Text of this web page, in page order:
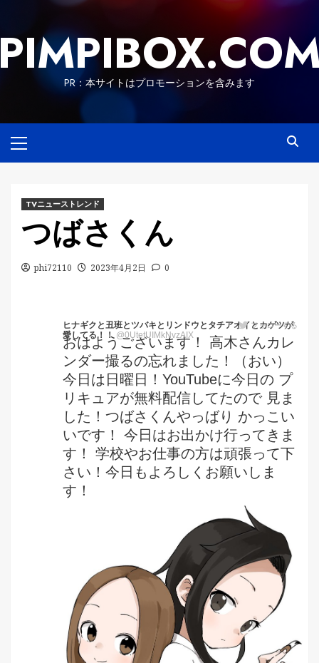
content
PR：本サイトはプロモーションを含みます
Menu
TVニューストレンド
つばさくん
phi72110 2023年4月2日 0
ヒナギクと丑班とツバキとリンドウとタチアオイとカゲツが
愛してる！！ @0UtetUIMkNvzAIX
フォローする
おはようございます！ 高木さんカレ
ンダー撮るの忘れました！（おい）
今日は日曜日！YouTubeに今日の プ
リキュアが無料配信してたので 見ま
した！つばさくんやっばり かっこい
いです！ 今日はお出かけ行ってきま
す！ 学校やお仕事の方は頑張って下
さい！今日もよろしくお願いしま
す！